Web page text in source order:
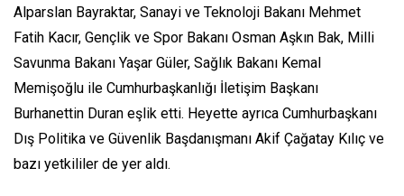
Alparslan Bayraktar, Sanayi ve Teknoloji Bakanı Mehmet
Fatih Kacır, Gençlik ve Spor Bakanı Osman Aşkın Bak, Milli
Savunma Bakanı Yaşar Güler, Sağlık Bakanı Kemal
Memişoğlu ile Cumhurbaşkanlığı İletişim Başkanı
Burhanettin Duran eşlik etti. Heyette ayrıca Cumhurbaşkanı
Dış Politika ve Güvenlik Başdanışmanı Akif Çağatay Kılıç ve
bazı yetkililer de yer aldı.